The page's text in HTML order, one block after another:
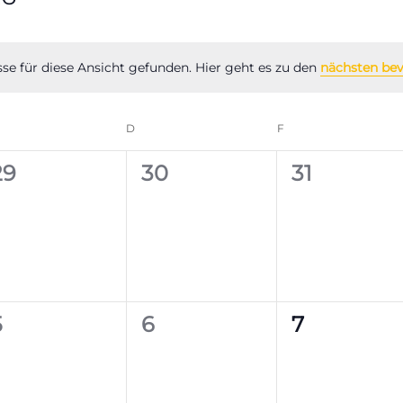
Hinweis
für diese Ansicht gefunden. Hier geht es zu den nächsten
D F
0
30
0
31
0
6
0
7